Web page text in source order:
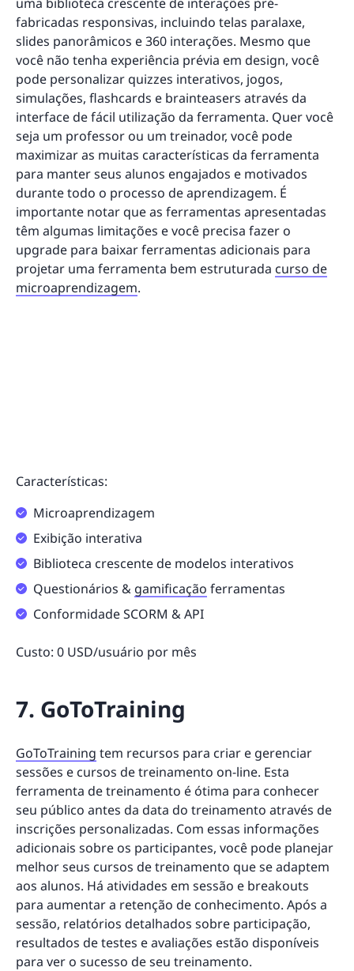
fabricadas responsivas, incluindo telas paralaxe,
slides panorâmicos e 360 interações. Mesmo que
você não tenha experiência prévia em design, você
pode personalizar quizzes interativos, jogos,
simulações, flashcards e brainteasers através da
interface de fácil utilização da ferramenta. Quer você
seja um professor ou um treinador, você pode
maximizar as muitas características da ferramenta
para manter seus alunos engajados e motivados
durante todo o processo de aprendizagem. É
importante notar que as ferramentas apresentadas
têm algumas limitações e você precisa fazer o
upgrade para baixar ferramentas adicionais para
projetar uma ferramenta bem estruturada curso de
microaprendizagem.
Características:
Microaprendizagem
Exibição interativa
Biblioteca crescente de modelos interativos
Questionários & gamificação ferramentas
Conformidade SCORM & API
Custo: 0 USD/usuário por mês
7. GoToTraining
GoToTraining tem recursos para criar e gerenciar
sessões e cursos de treinamento on-line. Esta
ferramenta de treinamento é ótima para conhecer
seu público antes da data do treinamento através de
inscrições personalizadas. Com essas informações
adicionais sobre os participantes, você pode planejar
melhor seus cursos de treinamento que se adaptem
aos alunos. Há atividades em sessão e breakouts
para aumentar a retenção de conhecimento. Após a
sessão, relatórios detalhados sobre participação,
resultados de testes e avaliações estão disponíveis
para ver o sucesso de seu treinamento.